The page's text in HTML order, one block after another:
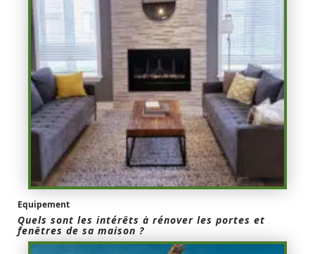
Equipement
Quels sont les intérêts à rénover les portes et
fenêtres de sa maison ?